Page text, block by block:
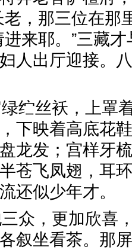
老，那三位在那
进来耶。”三藏
人出厅迎接。
纻丝袄，上罩
下映着高底花
龙发；宫样牙
苍飞凤翅，耳
流还似少年
众，更加欣喜
叙坐看茶。那